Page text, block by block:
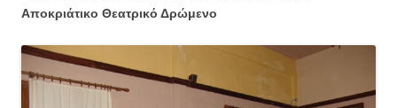
Αποκριάτικο Θεατρικό Δρώμενο